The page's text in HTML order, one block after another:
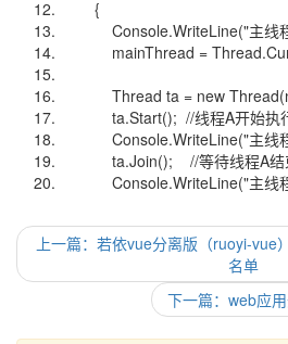
{
Console.WriteLine("主线
mainThread =
Thread ta = new Thread(
ta.Start(); //线程A开始执
Console.WriteLine("主线
ta.Join(); //等待线程A结
Console.WriteLine("主线
上一篇：若依vue分离版（ruoyi-vue
名单
下一篇：web应